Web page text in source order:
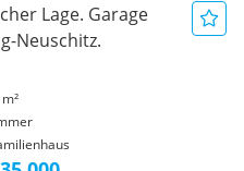
Lage. Garage
Neuschitz.
m²